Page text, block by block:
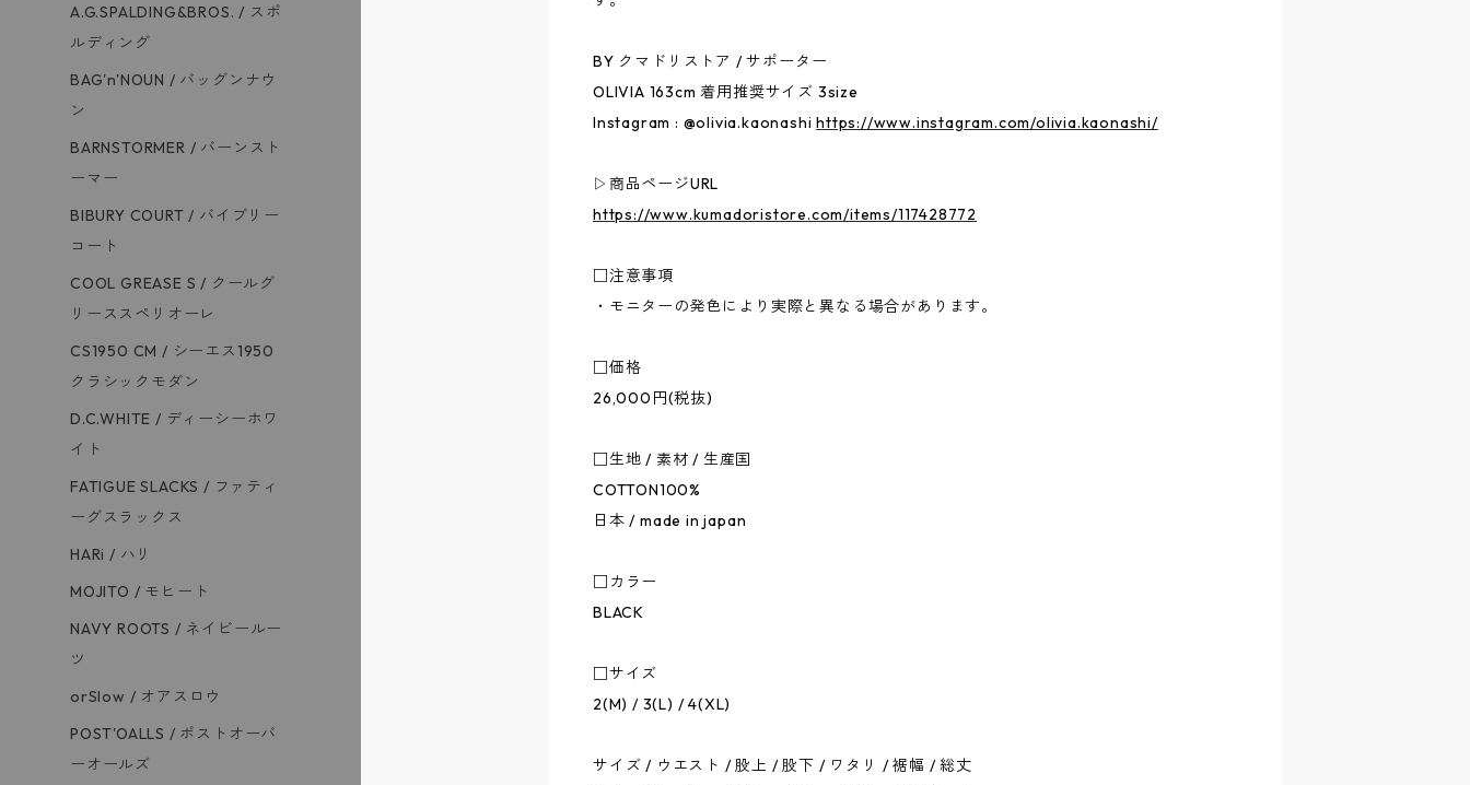
BY クマドリストア / サポーター
OLIVIA 163cm 着用推奨サイズ 3size
Instagram : @olivia.kaonashihttps://www.instagram.com/olivia.kaonashi/
▷商品ページURL
https://www.kumadoristore.com/items/117428772
□注意事項
・モニターの発色により実際と異なる場合があります。
□価格
26,000円(税抜)
□生地 / 素材 / 生産国
COTTON100%
日本 / made in japan
□カラー
BLACK
□サイズ
2(M) / 3(L) / 4(XL)
サイズ / ウエスト / 股上 / 股下 / ワタリ / 裾幅 / 総丈
A.G.SPALDING&BROS. / スポ
ルディング
BAG'n'NOUN / バッグンナウ
ン
BARNSTORMER / バーンスト
ーマー
BIBURY COURT / バイブリー
コート
COOL GREASE S / クールグ
リーススペリオーレ
CS1950 CM / シーエス1950
クラシックモダン
D.C.WHITE / ディーシーホワ
イト
FATIGUE SLACKS / ファティ
ーグスラックス
HARi / ハリ
MOJITO / モヒート
NAVY ROOTS / ネイビールー
ツ
orSlow / オアスロウ
POST'OALLS / ポストオーバ
ーオールズ